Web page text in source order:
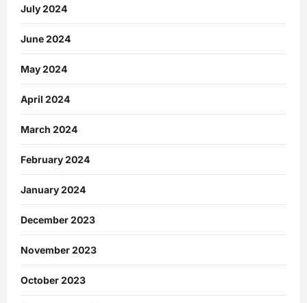
July 2024
June 2024
May 2024
April 2024
March 2024
February 2024
January 2024
December 2023
November 2023
October 2023